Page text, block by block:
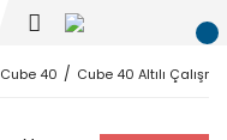
Cube 40 Cube 40 Altılı